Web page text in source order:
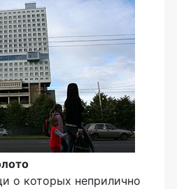
о которых неприлично